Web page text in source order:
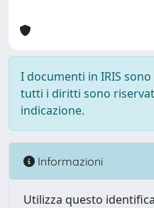
I documenti in IRIS
tutti i diritti sono
indicazione.
Informazioni
Utilizza questo